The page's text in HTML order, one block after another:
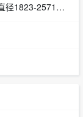
257 1823-915